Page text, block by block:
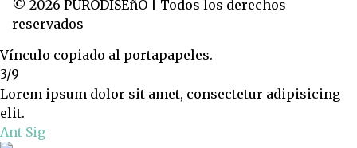
© 2026 PURODISEñO | Todos los derechos
reservados
Vínculo copiado al portapapeles.
3/9
Lorem ipsum dolor sit amet, consectetur adipisicing
elit.
Ant Sig